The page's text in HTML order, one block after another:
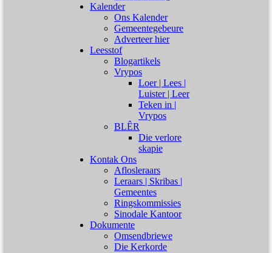
Kalender
Ons Kalender
Gemeentegebeure
Adverteer hier
Leesstof
Blogartikels
Vrypos
Loer | Lees |
Luister | Leer
Teken in |
Vrypos
BLÊR
Die verlore
skapie
Kontak Ons
Aflosleraars
Leraars | Skribas |
Gemeentes
Ringskommissies
Sinodale Kantoor
Dokumente
Omsendbriewe
Die Kerkorde